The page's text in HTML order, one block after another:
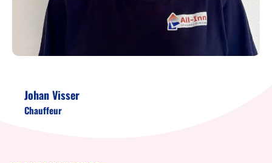
Johan Visser
Chauffeur